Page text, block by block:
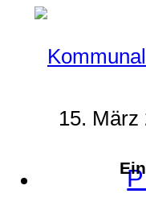
15. März